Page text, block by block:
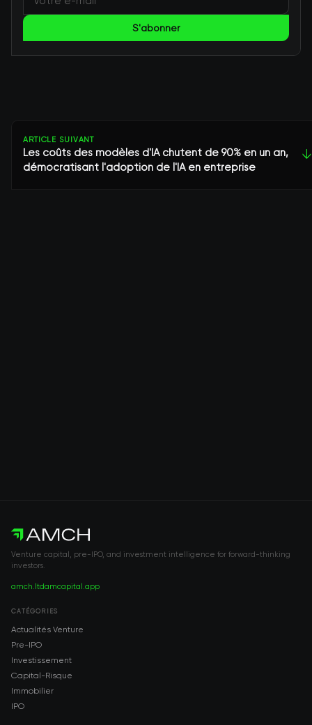
S'abonner
ARTICLE SUIVANT
Les coûts des modèles d'IA chutent de 90% en un an,
démocratisant l'adoption de l'IA en entreprise
↓
Venture capital, pre-IPO, and investment intelligence for forward-thinking
investors.
amch.ltdamcapital.app
CATÉGORIES
Actualités Venture
Pre-IPO
Investissement
Capital-Risque
Immobilier
IPO